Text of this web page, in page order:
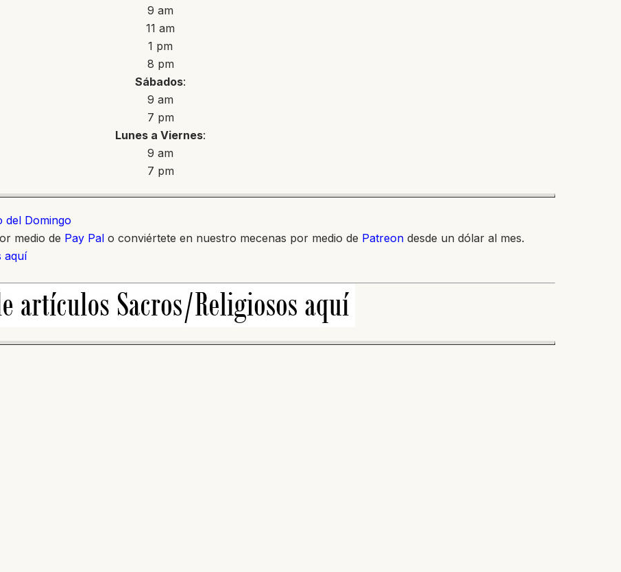
9 am
11 am
1 pm
8 pm
Sábados:
9 am
7 pm
Lunes a Viernes:
9 am
7 pm
del Domingo
medio de Pay Pal o conviértete en nuestro mecenas por medio de Patreon desde un dólar al mes.
aquí